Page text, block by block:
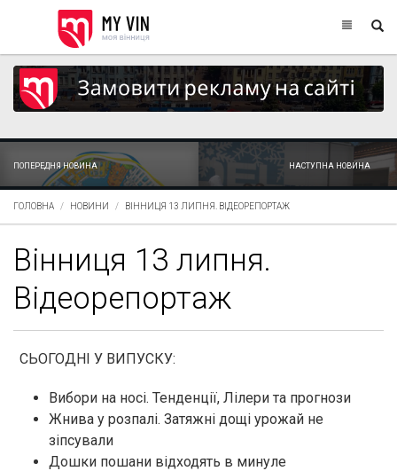
ПОПЕРЕДНЯ НОВИНА НАСТУПНА НОВИНА
ГОЛОВНА НОВИНИ ВІННИЦЯ 13 ЛИПНЯ. ВІДЕОРЕПОРТАЖ
Вінниця 13 липня.
Відеорепортаж
СЬОГОДНІ У ВИПУСКУ:
Вибори на носі. Тенденції, Лілери та прогнози
Жнива у розпалі. Затяжні дощі урожай не
зіпсували
Дошки пошани відходять в минуле